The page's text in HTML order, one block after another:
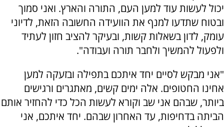
יכול לעשות עוד למען העם, התורה והארץ. ואני סמוך
ובטוח שתדעו למנף את הוועידה החשובה הזאת, לדיוני
עומק, לדון בשאלות קשות, ובעיקר להציב חזון לעתיד
ולפעול להמשיך ולחבר תורה ועבודה".
"אני מבקש לסיים יחד איתכם בתפילה ובזעקה למען
אחינו החטופים. אלה ימים קשים, מאתגרים ורגישים
ביותר, שבהם אני שב וקורא לעשות הכל כדי להחזיר אותם
הביתה בדחיפות, עד האחרון שבהם. יחד איתכם, אני